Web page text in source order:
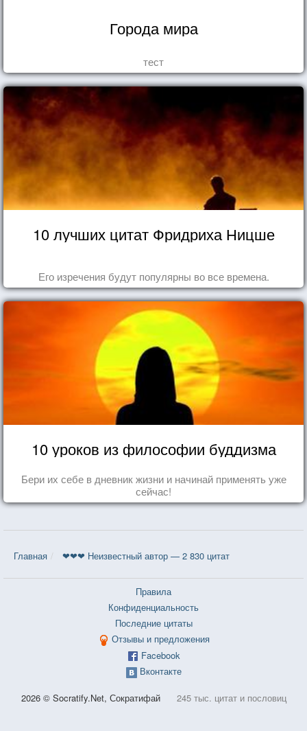
Города мира
тест
10 лучших цитат Фридриха Ницше
Его изречения будут популярны во все времена.
10 уроков из философии буддизма
Бери их себе в дневник жизни и начинай применять уже
сейчас!
Главная ❤❤❤ Неизвестный автор — 2 830 цитат
Правила
Конфиденциальность
Последние цитаты
Отзывы и предложения
Facebook
Вконтакте
2026 © Socratify.Net, Сократифай 245 тыс. цитат и пословиц